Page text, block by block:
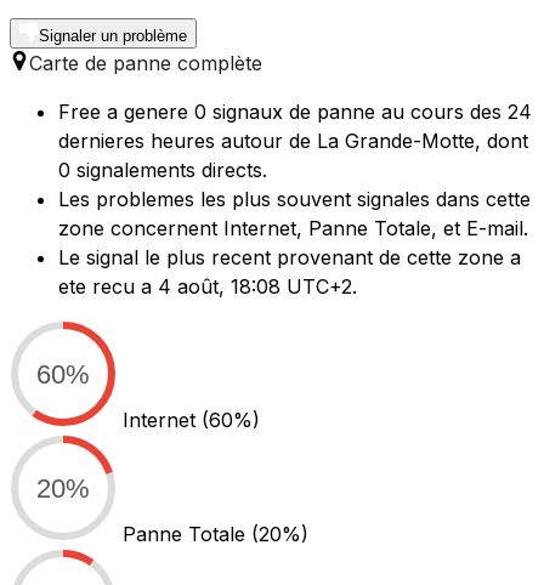
Signaler un problème
Carte de panne complète
Free a genere 0 signaux de panne au cours des 24
dernieres heures autour de La Grande-Motte, dont
0 signalements directs.
Les problemes les plus souvent signales dans cette
zone concernent Internet, Panne Totale, et E-mail.
Le signal le plus recent provenant de cette zone a
ete recu a 4 août, 18:08 UTC+2.
60%
Internet (60%)
20%
Panne Totale (20%)